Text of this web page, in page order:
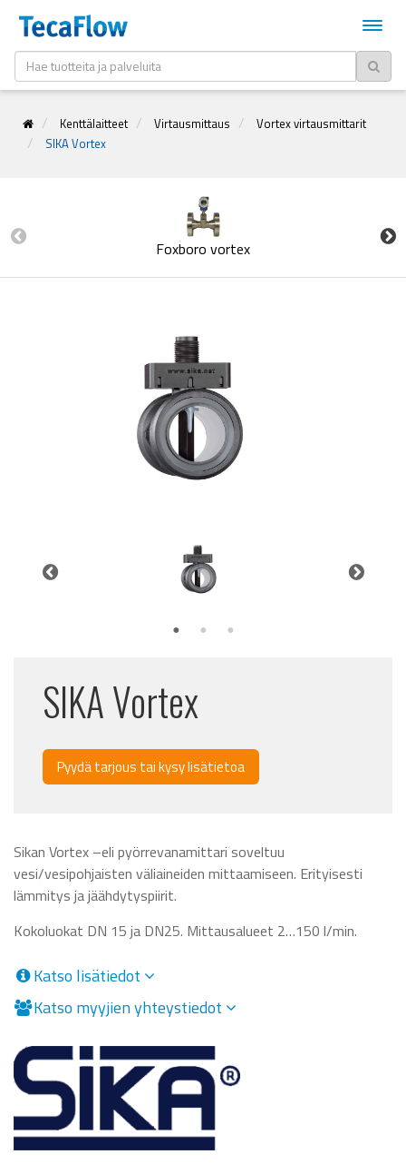
Kenttälaitteet Virtausmittaus
Vortex virtausmittarit
SIKA Vortex
Foxboro vortex
SIKA Vortex
Pyydä tarjous tai kysy lisätietoa
Sikan Vortex –eli pyörrevanamittari soveltuu
vesi/vesipohjaisten väliaineiden mittaamiseen. Erityisesti
lämmitys ja jäähdytyspiirit.
Kokoluokat DN 15 ja DN25. Mittausalueet 2…150 l/min.
Katso lisätiedot
Katso myyjien yhteystiedot